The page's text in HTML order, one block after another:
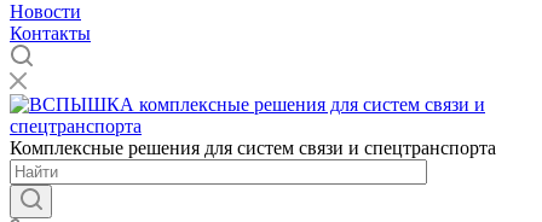
Новости
Контакты
Комплексные решения для систем связи и спецтранспорта